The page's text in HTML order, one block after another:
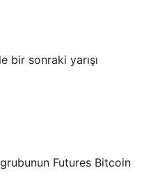
bir sonraki yarışı
Futures Bitcoin